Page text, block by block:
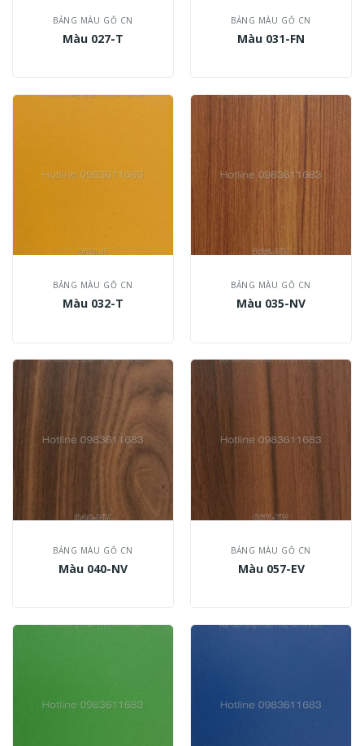
BẢNG MÀU GỖ CN
Màu 027-T
BẢNG MÀU GỖ CN
Màu 031-FN
BẢNG MÀU GỖ CN
Màu 032-T
BẢNG MÀU GỖ CN
Màu 035-NV
BẢNG MÀU GỖ CN
Màu 040-NV
BẢNG MÀU GỖ CN
Màu 057-EV